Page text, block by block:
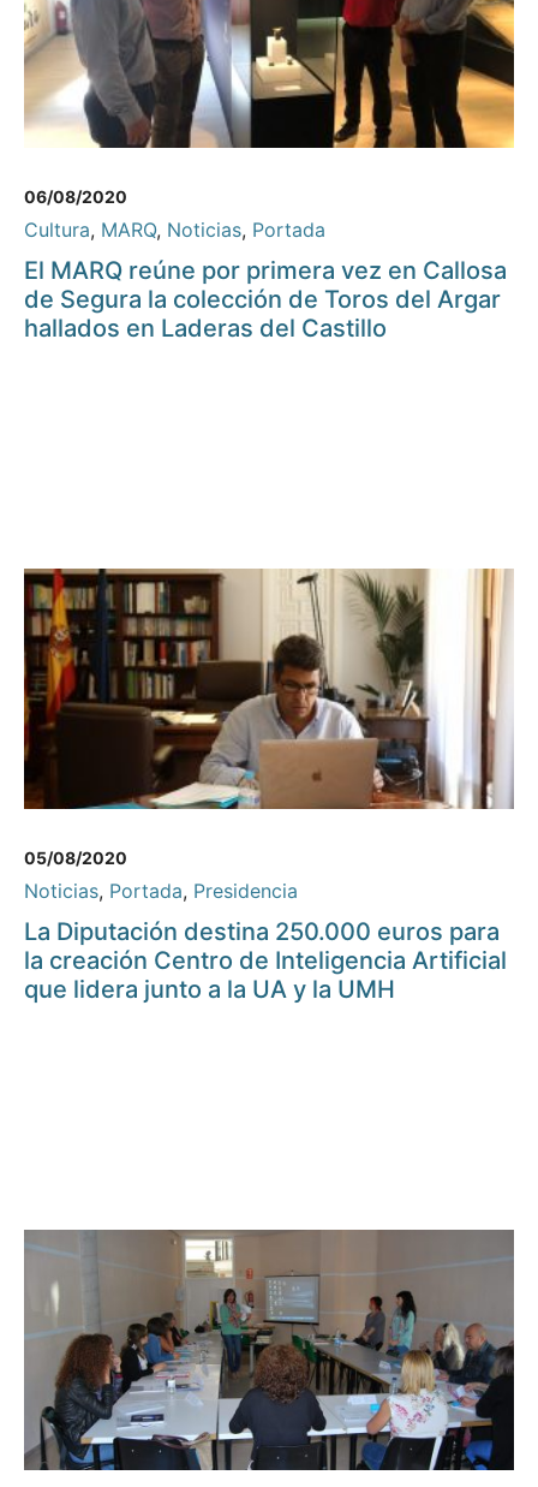
06/08/2020
Cultura, MARQ, Noticias, Portada
El MARQ reúne por primera vez en Callosa
de Segura la colección de Toros del Argar
hallados en Laderas del Castillo
05/08/2020
Noticias, Portada, Presidencia
La Diputación destina 250.000 euros para
la creación Centro de Inteligencia Artificial
que lidera junto a la UA y la UMH